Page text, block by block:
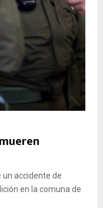
un accidente de
en la comuna de